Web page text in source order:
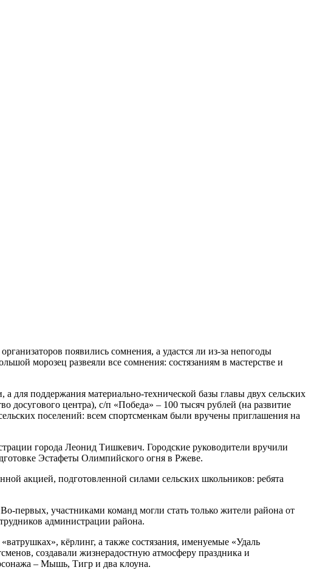
появились сомнения, а удастся ли из-за непогоды
морозец развеяли все сомнения: состязаниям в мастерстве и
для поддержания материально-технической базы главы двух сельских
досугового центра), с/п «Победа» – 100 тысяч рублей (на развитие
поселений: всем спортсменкам были вручены приглашения на
города Леонид Тишкевич. Городские руководители вручили
Эстафеты Олимпийского огня в Ржеве.
акцией, подготовленной силами сельских школьников: ребята
первых, участниками команд могли стать только жители района от
администрации района.
кёрлинг, а также состязания, именуемые «Удаль
создавали жизнерадостную атмосферу праздника и
– Мышь, Тигр и два клоуна.